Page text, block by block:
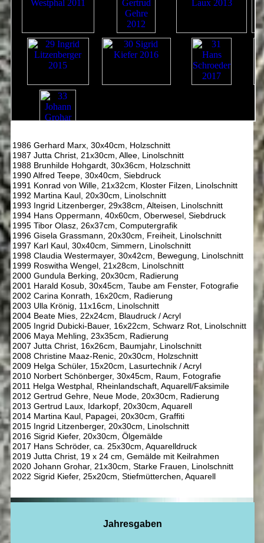
1986 Gerhard Marx, 30x40cm, Holzschnitt
1987 Jutta Christ, 21x30cm, Allee, Linolschnitt
1988 Brunhilde Hohgardt, 30x36cm, Holzschnitt
1990 Alfred Teepe, 30x40cm, Siebdruck
1991 Konrad von Wille, 21x32cm, Kloster Filzen, Linolschnitt
1992 Martina Kaul, 20x30cm, Linolschnitt
1993 Ingrid Litzenberger, 29x38cm, Alteisen, Linolschnitt
1994 Hans Oppermann, 40x60cm, Oberwesel, Siebdruck
1995 Tibor Olasz, 26x37cm, Computergrafik
1996 Gisela Grassmann, 20x30cm, Freiheit, Linolschnitt
1997 Karl Kaul, 30x40cm, Simmern, Linolschnitt
1998 Claudia Westermayer, 30x42cm, Bewegung, Linolschnitt
1999 Roswitha Wengel, 21x28cm, Linolschnitt
2000 Gundula Berking, 20x30cm, Radierung
2001 Harald Kosub, 30x45cm, Taube am Fenster, Fotografie
2002 Carina Konrath, 16x20cm, Radierung
2003 Ulla Krönig, 11x16cm, Linolschnitt
2004 Beate Mies, 22x24cm, Blaudruck / Acryl
2005 Ingrid Dubicki-Bauer, 16x22cm, Schwarz Rot, Linolschnitt
2006 Maya Mehling, 23x35cm, Radierung
2007 Jutta Christ, 16x26cm, Baumjahr, Linolschnitt
2008 Christine Maaz-Renic, 20x30cm, Holzschnitt
2009 Helga Schüler, 15x20cm, Lasurtechnik / Acryl
2010 Norbert Schönberger, 30x45cm, Raum, Fotografie
2011 Helga Westphal, Rheinlandschaft, Aquarell/Faksimile
2012 Gertrud Gehre, Neue Mode, 20x30cm, Radierung
2013 Gertrud Laux, Idarkopf, 20x30cm, Aquarell
2014 Martina Kaul, Papagei, 20x30cm, Graffiti
2015 Ingrid Litzenberger, 20x30cm, Linolschnitt
2016 Sigrid Kiefer, 20x30cm, Ölgemälde
2017 Hans Schröder, ca. 25x30cm, Aquarelldruck
2019 Jutta Christ, 19 x 24 cm, Gemälde mit Keilrahmen
2020 Johann Grohar, 21x30cm, Starke Frauen, Linolschnitt
2022 Sigrid Kiefer, 25x20cm, Stiefmütterchen, Aquarell
Jahresgaben